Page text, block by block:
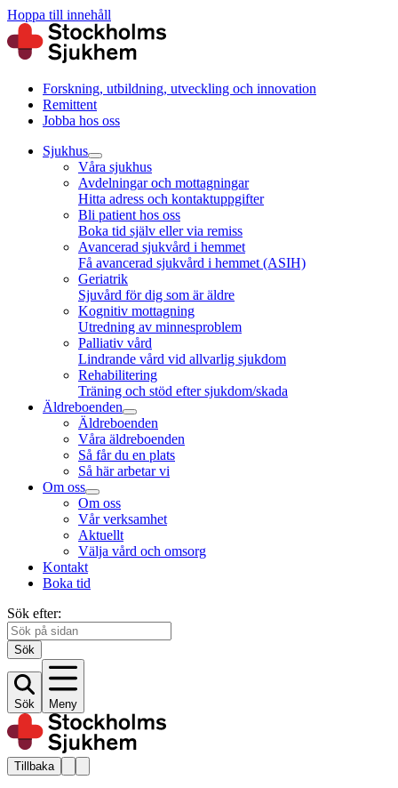
Hoppa till innehåll
Forskning, utbildning, utveckling och innovation
Remittent
Jobba hos oss
Sjukhus
Våra sjukhus
Avdelningar och mottagningar
Hitta adress och kontaktuppgifter
Bli patient hos oss
Boka tid själv eller via remiss
Avancerad sjukvård i hemmet
Få avancerad sjukvård i hemmet (ASIH)
Geriatrik
Sjuvård för dig som är äldre
Kognitiv mottagning
Utredning av minnesproblem
Palliativ vård
Lindrande vård vid allvarlig sjukdom
Rehabilitering
Träning och stöd efter sjukdom/skada
Äldreboenden
Äldreboenden
Våra äldreboenden
Så får du en plats
Så här arbetar vi
Om oss
Om oss
Vår verksamhet
Aktuellt
Välja vård och omsorg
Kontakt
Boka tid
Sök efter:
Sök
Sök Meny
Tillbaka